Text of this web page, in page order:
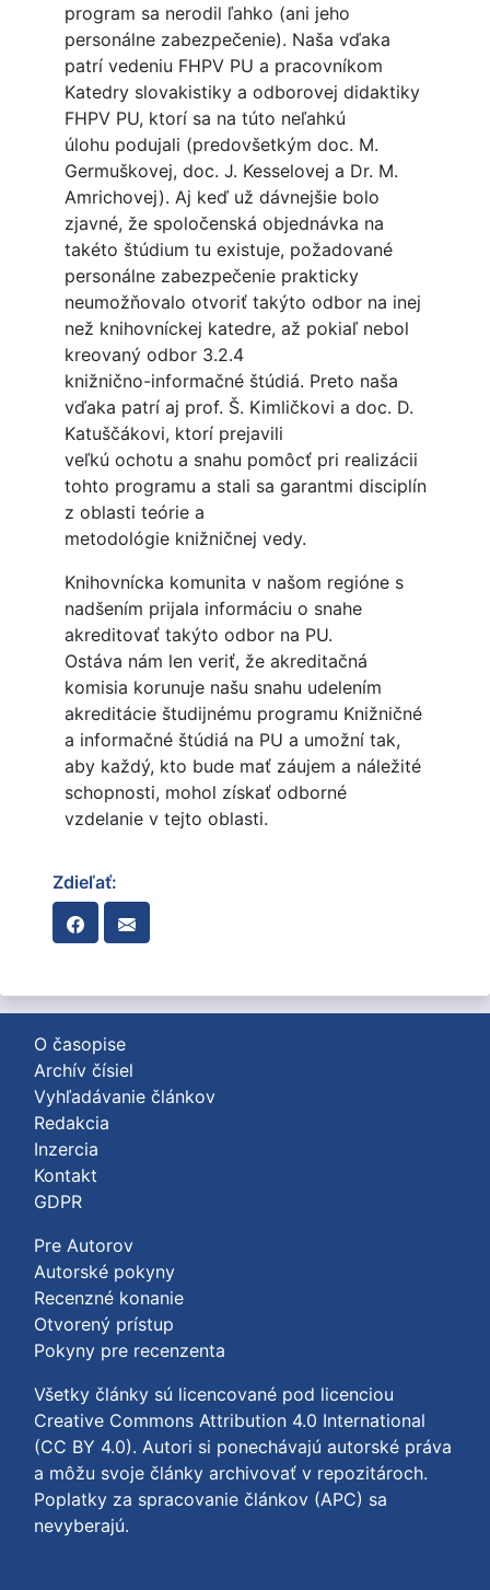
program sa nerodil ľahko (ani jeho
personálne zabezpečenie). Naša vďaka
patrí vedeniu FHPV PU a pracovníkom
Katedry slovakistiky a odborovej didaktiky
FHPV PU, ktorí sa na túto neľahkú
úlohu podujali (predovšetkým doc. M.
Germuškovej, doc. J. Kesselovej a Dr. M.
Amrichovej). Aj keď už dávnejšie bolo
zjavné, že spoločenská objednávka na
takéto štúdium tu existuje, požadované
personálne zabezpečenie prakticky
neumožňovalo otvoriť takýto odbor na inej
než knihovníckej katedre, až pokiaľ nebol
kreovaný odbor 3.2.4
knižnično-informačné štúdiá. Preto naša
vďaka patrí aj prof. Š. Kimličkovi a doc. D.
Katuščákovi, ktorí prejavili
veľkú ochotu a snahu pomôcť pri realizácii
tohto programu a stali sa garantmi disciplín
z oblasti teórie a
metodológie knižničnej vedy.
Knihovnícka komunita v našom regióne s
nadšením prijala informáciu o snahe
akreditovať takýto odbor na PU.
Ostáva nám len veriť, že akreditačná
komisia korunuje našu snahu udelením
akreditácie študijnému programu Knižničné
a informačné štúdiá na PU a umožní tak,
aby každý, kto bude mať záujem a náležité
schopnosti, mohol získať odborné
vzdelanie v tejto oblasti.
Zdieľať:
O časopise
Archív čísiel
Vyhľadávanie článkov
Redakcia
Inzercia
Kontakt
GDPR
Pre Autorov
Autorské pokyny
Recenzné konanie
Otvorený prístup
Pokyny pre recenzenta
Všetky články sú licencované pod licenciou
Creative Commons Attribution 4.0 International
(CC BY 4.0). Autori si ponechávajú autorské práva
a môžu svoje články archivovať v repozitároch.
Poplatky za spracovanie článkov (APC) sa
nevyberajú.